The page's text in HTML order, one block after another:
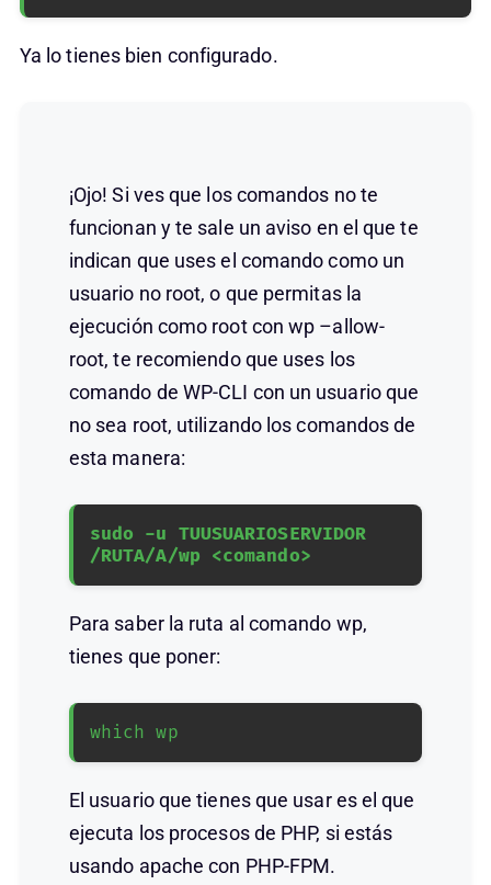
Ya lo tienes bien configurado.
¡Ojo! Si ves que los comandos no te
funcionan y te sale un aviso en el que te
indican que uses el comando como un
usuario no root, o que permitas la
ejecución como root con wp –allow-
root, te recomiendo que uses los
comando de WP-CLI con un usuario que
no sea root, utilizando los comandos de
esta manera:
sudo -u TUUSUARIOSERVIDOR
/RUTA/A/wp <comando>
Para saber la ruta al comando wp,
tienes que poner:
which wp
El usuario que tienes que usar es el que
ejecuta los procesos de PHP, si estás
usando apache con PHP-FPM.